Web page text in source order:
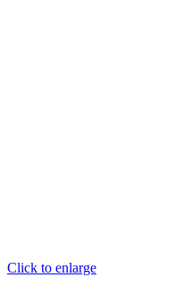
Click to enlarge